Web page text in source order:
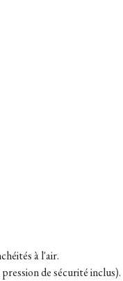
à l'air.
de sécurité inclus).